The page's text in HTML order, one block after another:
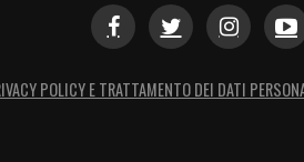
POLICY E TRATTAMENTO DEI DATI